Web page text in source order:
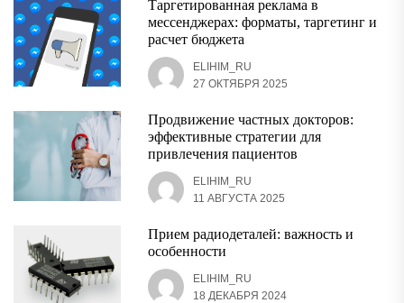
Таргетированная реклама в
мессенджерах: форматы, таргетинг и
расчет бюджета
ELIHIM_RU
27 ОКТЯБРЯ 2025
Продвижение частных докторов:
эффективные стратегии для
привлечения пациентов
ELIHIM_RU
11 АВГУСТА 2025
Прием радиодеталей: важность и
особенности
ELIHIM_RU
18 ДЕКАБРЯ 2024